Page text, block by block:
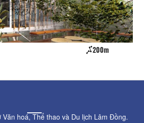
200m
Văn hoá, Thể thao và Du lịch Lâm Đồng.